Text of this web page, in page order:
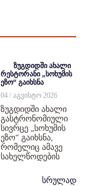
ზუგდიდში ახალი
რესტორანი „სოხუმის
ეზო“ გაიხსნა
04 / აგვისტო 2026
ზუგდიდში ახალი
გასტრონომიული
სივრცე „სოხუმის
ეზო“ გაიხსნა,
რომელიც ამავე
სახელწოდების
სრულად